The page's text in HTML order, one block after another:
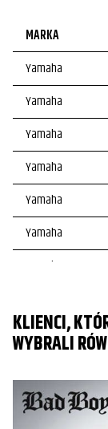
MARKA
Yamaha
Yamaha
Yamaha
Yamaha
Yamaha
Yamaha
Yamaha
Yamaha
Yamaha
KLIENCI,
WYBRALI